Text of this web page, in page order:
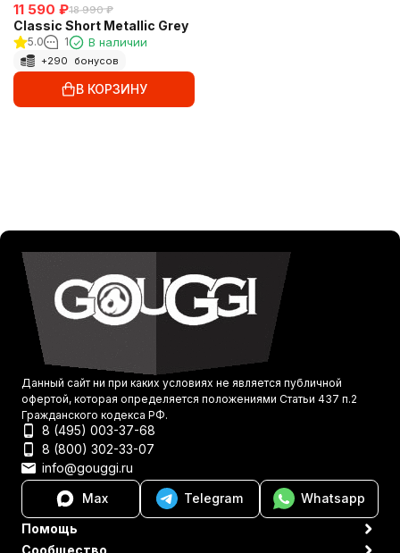
11 590 ₽18 990 ₽
Classic Short Metallic Grey
5.0 1 В наличии
+290 бонусов
В КОРЗИНУ
Данный сайт ни при каких условиях не является публичной
офертой, которая определяется положениями Статьи 437 п.2
Гражданского кодекса РФ.
8 (495) 003-37-68
8 (800) 302-33-07
info@gouggi.ru
Max
Telegram
Whatsapp
Помощь
Сообщество